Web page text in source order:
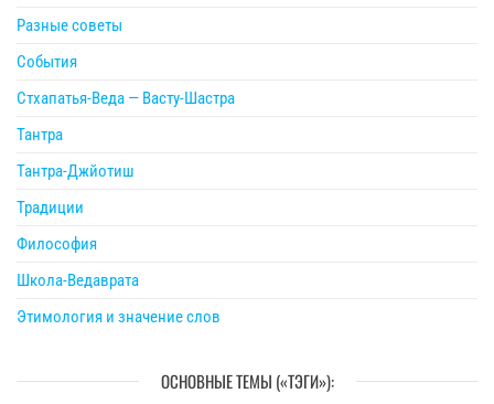
Разные советы
События
Стхапатья-Веда — Васту-Шастра
Тантра
Тантра-Джйотиш
Традиции
Философия
Школа-Ведаврата
Этимология и значение слов
ОСНОВНЫЕ ТЕМЫ («ТЭГИ»):